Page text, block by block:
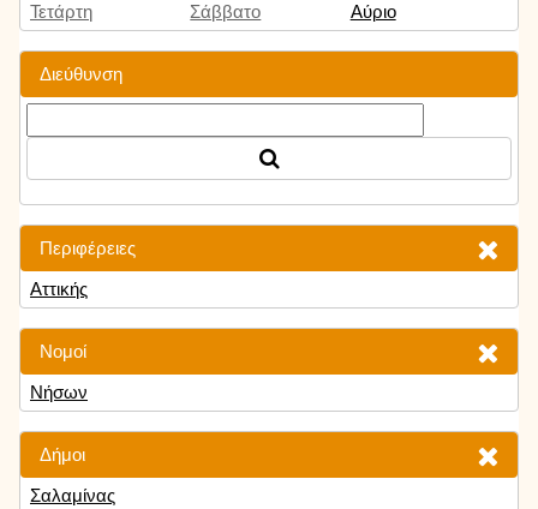
Τετάρτη
Σάββατο
Αύριο
Διεύθυνση
Περιφέρειες
Αττικής
Νομοί
Νήσων
Δήμοι
Σαλαμίνας